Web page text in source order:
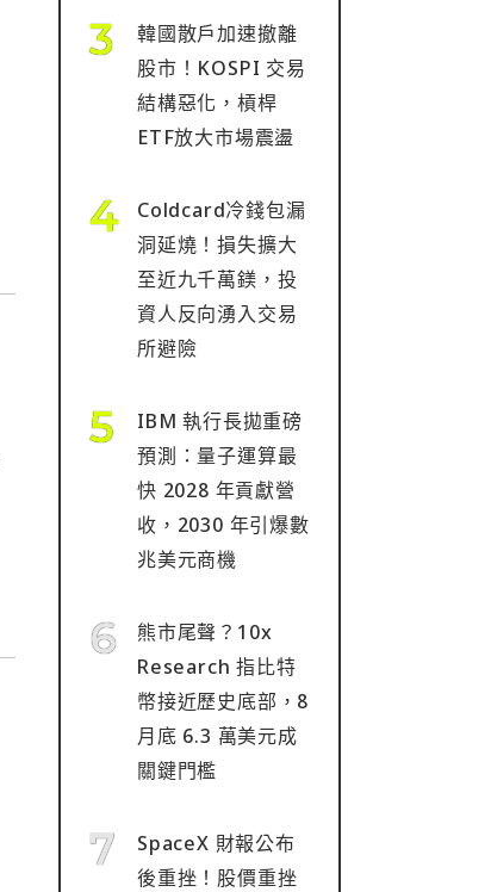
韓國散戶加速撤離
股市！KOSPI 交易
結構惡化，槓桿
ETF放大市場震盪
Coldcard冷錢包漏
洞延燒！損失擴大
至近九千萬鎂，投
資人反向湧入交易
所避險
IBM 執行長拋重磅
預測：量子運算最
快 2028 年貢獻營
收，2030 年引爆數
兆美元商機
熊市尾聲？10x
Research 指比特
幣接近歷史底部，8
月底 6.3 萬美元成
關鍵門檻
SpaceX 財報公布
後重挫！股價重挫